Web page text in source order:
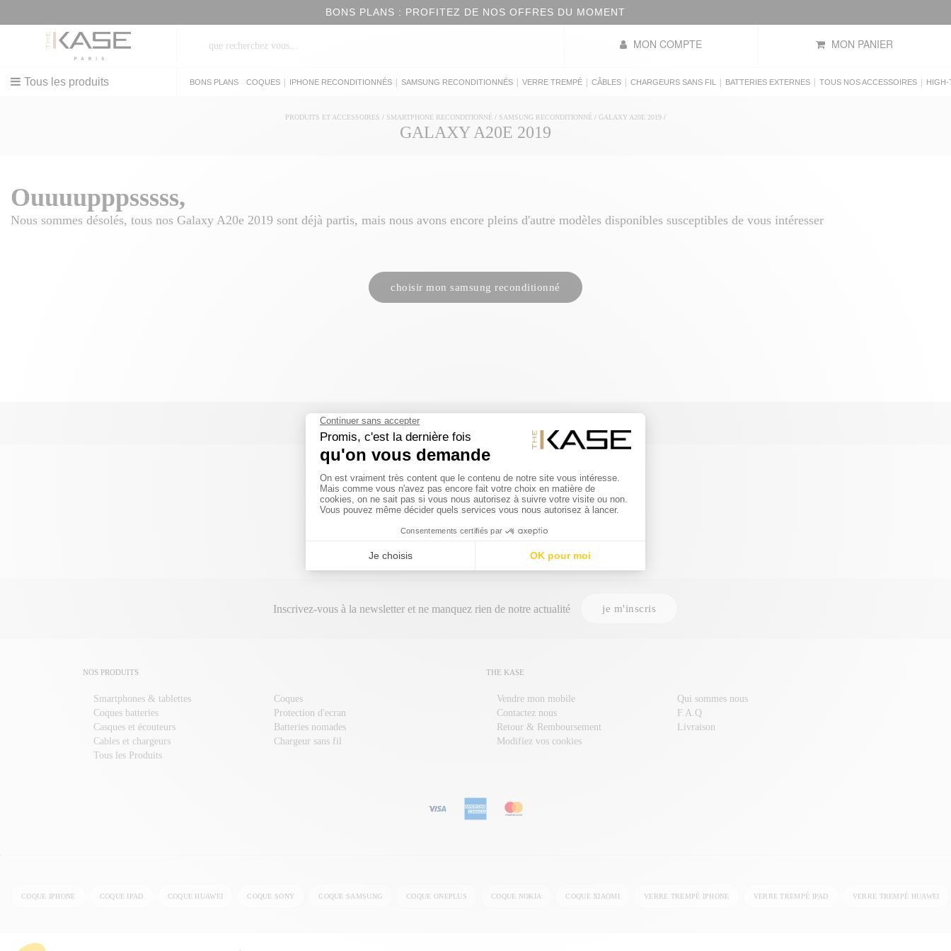
BONS PLANS : PROFITEZ DE NOS OFFRES DU MOMENT
Tous les produits
MON COMPTE MON PANIER
BONS PLANS COQUES IPHONE RECONDITIONNÉS SAMSUNG RECONDITIONNÉS VERRE TREMPÉ CÂBLES CHARGEURS SANS FIL BATTERIES EXTERNES TOUS NOS ACCESSOIRES HIGH-
PRODUITS ET ACCESSOIRES / SMARTPHONE RECONDITIONNÉ / SAMSUNG RECONDITIONNÉ / GALAXY A20E 2019 /
GALAXY A20E 2019
Ouuuupppsssss,
Nous sommes désolés, tous nos Galaxy A20e 2019 sont déjà partis, mais nous avons encore pleins d'autre modèles disponibles susceptibles de vous intéresser
choisir mon samsung reconditionné
SUIVEZ NOUS
Inscrivez-vous à la newsletter et ne manquez rien de notre actualité je m'inscris
NOS PRODUITS
Smartphones & tablettes
Coques
Coques batteries
Protection d'ecran
Casques et écouteurs
Batteries nomades
Cables et chargeurs
Chargeur sans fil
Tous les Produits
THE KASE
Vendre mon mobile
Qui sommes nous
Contactez nous
F.A.Q
Retour & Remboursement
Livraison
Modifiez vos cookies
COQUE IPHONE COQUE IPAD COQUE HUAWEI COQUE SONY COQUE SAMSUNG COQUE ONEPLUS COQUE NOKIA COQUE XIAOMI VERRE TREMPÉ IPHONE VERRE TREMPÉ IPAD VERRE TREMPÉ HUAWEI